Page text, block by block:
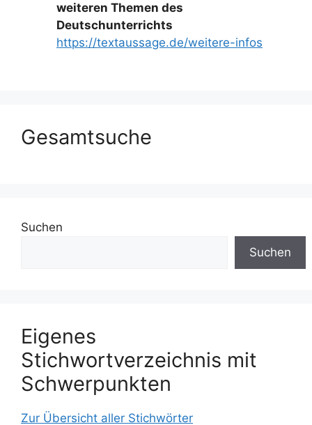
weiteren Themen des
Deutschunterrichts
https://textaussage.de/weitere-infos
Gesamtsuche
Suchen
Suchen
Eigenes
Stichwortverzeichnis mit
Schwerpunkten
Zur Übersicht aller Stichwörter